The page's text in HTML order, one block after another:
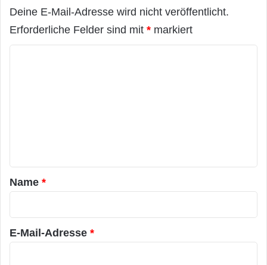
Deine E-Mail-Adresse wird nicht veröffentlicht.
Erforderliche Felder sind mit * markiert
a
r
*
Name *
E-Mail-Adresse *